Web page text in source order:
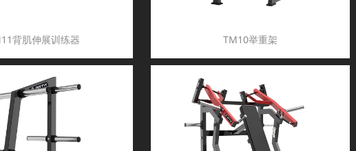
背肌伸展训练器 TM10举重架